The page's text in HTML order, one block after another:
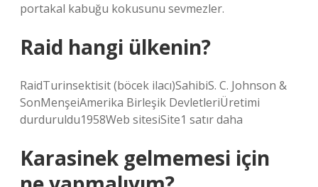
portakal kabuğu kokusunu sevmezler.
Raid hangi ülkenin?
RaidTurinsektisit (böcek ilacı)SahibiS. C. Johnson &
SonMenşeiAmerika Birleşik DevletleriÜretimi
durduruldu1958Web sitesiSite1 satır daha
Karasinek gelmemesi için